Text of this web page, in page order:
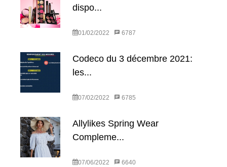
dispo...
01/02/2022 6787
Codeco du 3 décembre 2021:
les...
07/02/2022 6785
Allylikes Spring Wear
Compleme...
07/06/2022 6640